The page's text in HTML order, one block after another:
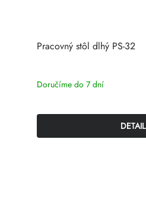
Pracovný stôl dlhý PS-32
Doručíme do 7 dní
DETAIL